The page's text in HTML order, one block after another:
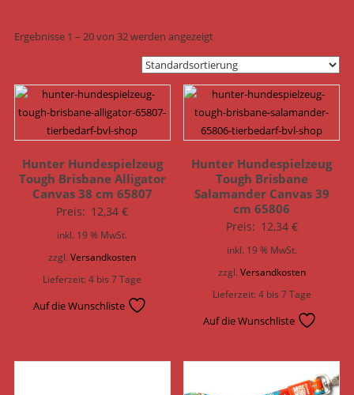
Ergebnisse 1 – 20 von 32 werden angezeigt
Hunter Hundespielzeug
Tough Brisbane Alligator
Canvas 38 cm 65807
Preis: 12,34€
inkl. 19 % MwSt.
zzgl.Versandkosten
Lieferzeit:4 bis 7 Tage
Auf die Wunschliste
Hunter Hundespielzeug
Tough Brisbane
Salamander Canvas 39
cm 65806
Preis: 12,34 €
inkl. 19 % MwSt.
zzgl. Versandkosten
Lieferzeit:4 bis 7 Tage
Auf die Wunschliste